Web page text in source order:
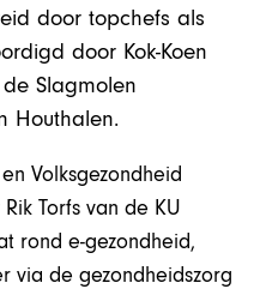
door topchefs als
door Kok-Koen
Slagmolen
Houthalen.
Volksgezondheid
Torfs van de KU
rond e-gezondheid,
via de gezondheidszorg